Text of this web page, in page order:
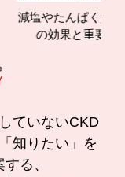
やたんぱく質管理
の効果と重要性
ていないCKD
知りたい」を
る、